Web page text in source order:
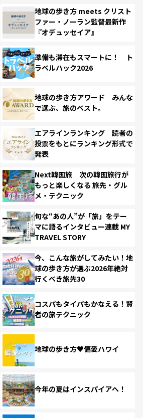
地球の歩き方 meets クリスト
ファー・ノーラン監督最新作
『オデュッセイア』
準備も滞在もスマートに！ ト
ラベルハック2026
地球の歩き方アワード みんな
で選ぶ、旅のベスト。
エアラインランキング 読者の
投票をもとにランキング形式で
発表
Next韓国旅 次の韓国旅行が
もっと楽しくなる 旅先・グル
メ・テクニック
旬な“あの人”が「旅」をテー
マに語るインタビュー連載 MY
TRAVEL STORY
今、こんな旅がしてみたい！地
球の歩き方が選ぶ2026年絶対
行くべき旅先30
コスパもタイパもかなえる！賢
者の旅テクニック
地球の歩き方♥偏愛ハワイ
今年の夏はインスパイアへ！